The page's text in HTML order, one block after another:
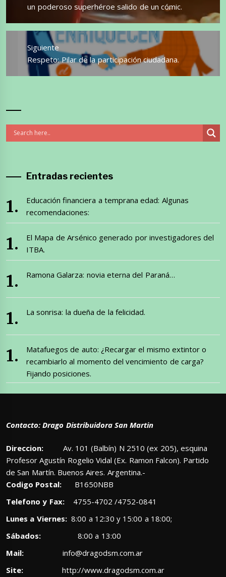
anterior:
un poderoso superhéroe salido de un cómic.
Siguiente
Entrada
siguiente:
Respeto: Pilar de la participación ciudadana.
Entradas recientes
Educación financiera a temprana edad: Algunas
recomendaciones:
El Mapa de Arsénico generado por investigadores del
ITBA.
Ramona Galarza: novia eterna del Paraná…
La sonrisa: la dueña de la felicidad.
Matafuegos de auto: ¿Recargar el mismo extintor o
recambiarlo al momento del vencimiento de carga?
Fijando posiciones.
Contacto: Drago Distribuidora San Martin
Direccion: Av. 101 (Balbín) N 2510 (ex 205), esquina
Profesor Agustín Rogelio Vidal (Ex. Ramon Falcon). Partido
de San Martín. Buenos Aires. Argentina.-
Codigo Postal: B1650NBB
Telefono y Fax:4755-4702 /4752-0841
Lunes a Viernes:8:00 a 12:30 y 15:00 a 18:00;
Sábados: 8:00 a 13:00
Mail:
info@dragodsm.com.ar
Site:
http://www.dragodsm.com.ar